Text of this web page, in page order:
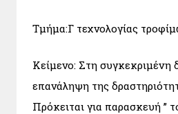
Τμήμα:Γ τεχνολογίας
Κείμενο: Στη συγκεκριμένη
επανάληψη της
Πρόκειται για παρασκευή ”